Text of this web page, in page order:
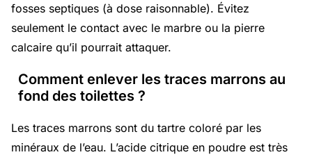
fosses septiques (à dose raisonnable). Évitez
seulement le contact avec le marbre ou la pierre
calcaire qu’il pourrait attaquer.
Comment enlever les traces marrons au
fond des toilettes ?
Les traces marrons sont du tartre coloré par les
minéraux de l’eau. L’acide citrique en poudre est très